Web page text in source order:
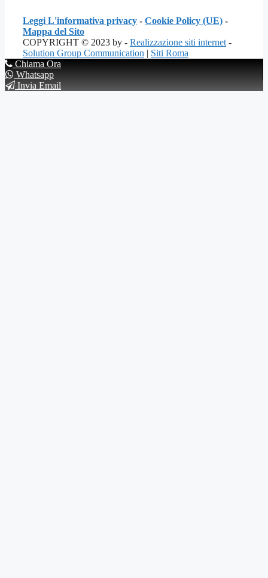
Leggi L'informativa privacy - Cookie Policy (UE) -
Mappa del Sito
COPYRIGHT © 2023 by - Realizzazione siti internet -
Solution Group Communication | Siti Roma
Chiama Ora
Whatsapp
Invia Email